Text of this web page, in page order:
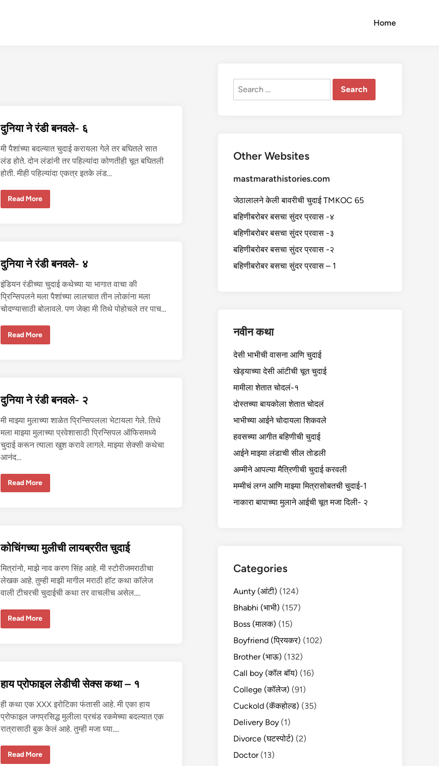
Home
दुनिया ने रंडी बनवले- ६
मी पैशांच्या बदल्यात चुदाई करायला गेले तर बघितले सात
लंड होते. दोन लंडांनी तर पहिल्यांदा कोणतीही चूत बघितली
होती. मीही पहिल्यांदा एकत्र इतके लंड…
दु
व
ले
-
Read More
दुनिया ने रंडी बनवले- ४
इंडियन रंडीच्या चुदाई कथेच्या या भागात वाचा की
प्रिन्सिपलने मला पैशांच्या लालचात तीन लोकांना मला
चोदण्यासाठी बोलावले. पण जेव्हा मी तिथे पोहोचले तर पाच…
दु
व
ले
-
Read More
दुनिया ने रंडी बनवले- २
मी माझ्या मुलाच्या शाळेत प्रिन्सिपलला भेटायला गेले. तिथे
मला माझ्या मुलाच्या प्रवेशासाठी प्रिन्सिपल ऑफिसमध्ये
चुदाई करून त्याला खुश करावे लागले. माझ्या सेक्सी कथेचा
आनंद…
दु
व
ले
-
Read More
कोचिंगच्या मुलीची लायब्ररीत चुदाई
मित्रांनो, माझे नाव करण सिंह आहे. मी स्टोरीजमराठीचा
लेखक आहे. तुम्ही माझी मागील मराठी हॉट कथा कॉलेज
वाली टीचरची चुदाईची कथा तर वाचलीच असेल.…
को
ब्र
री
चु
दा
ई
Read More
हाय प्रोफाइल लेडीची सेक्स कथा – १
ही कथा एक XXX इरोटिका फंतासी आहे. मी एका हाय
प्रोफाइल जगप्रसिद्ध मुलीला प्रचंड रकमेच्या बदल्यात एक
रात्रासाठी बुक केलं आहे. तुम्ही मजा घ्या.…
हा
Read More
Search
Other Websites
mastmarathistories.com
जेठालालने केली बावरीची चुदाई TMKOC 65
बहिणीबरोबर बसचा सुंदर प्रवास -४
बहिणीबरोबर बसचा सुंदर प्रवास -३
बहिणीबरोबर बसचा सुंदर प्रवास -२
बहिणीबरोबर बसचा सुंदर प्रवास – 1
नवीन कथा
देसी भाभीची वासना आणि चुदाई
खेड्याच्या देसी आंटीची चूत चुदाई
मामीला शेतात चोदलं-१
दोस्तच्या बायकोला शेतात चोदलं
भाभीच्या आईने चोदायला शिकवले
हवसच्या आगीत बहिणीची चुदाई
आईने माझ्या लंडाची सील तोडली
अम्मीने आपल्या मैत्रिणीची चुदाई करवली
मम्मीचं लग्न आणि माझ्या मित्रासोबतची चुदाई-1
नाकारा बापाच्या मुलाने आईची चूत मजा दिली- २
Categories
Aunty (आंटी) (124)
Bhabhi (भाभी) (157)
Boss (मालक) (15)
Boyfriend (प्रियकर) (102)
Brother (भाऊ) (132)
Call boy (कॉल बॉय) (16)
College (कॉलेज) (91)
Cuckold (कॅकहोल्ड) (35)
Delivery Boy (1)
Divorce (घटस्पोर्ट) (2)
Doctor(13)